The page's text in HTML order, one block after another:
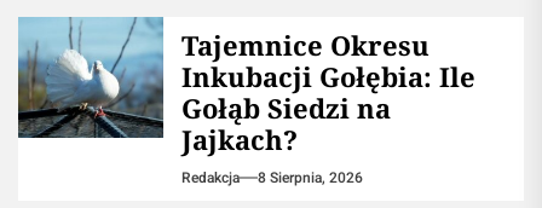
Tajemnice Okresu
Inkubacji Gołębia: Ile
Gołąb Siedzi na
Jajkach?
Redakcja 8 Sierpnia, 2026